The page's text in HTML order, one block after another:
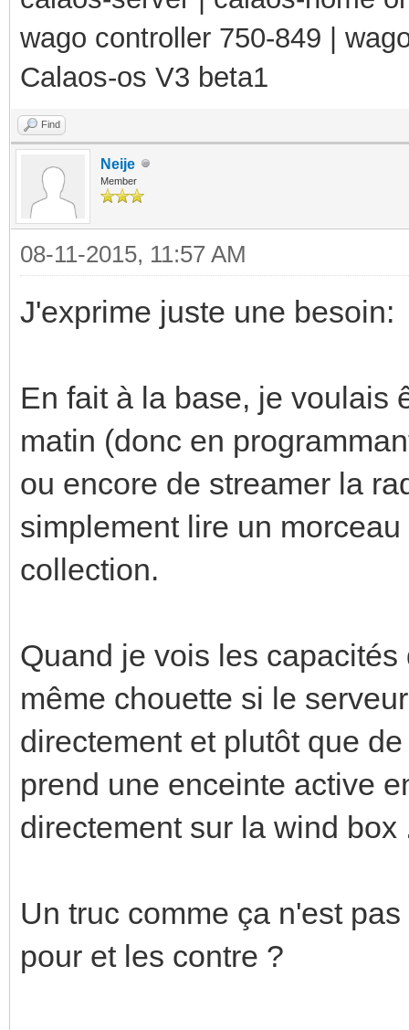
wago controller 750-849 |
Calaos-os V3 beta1
Find
Neije
Member
08-11-2015, 11:57 AM
J'exprime juste une besoin:
En fait à la base, je voulais
matin (donc en
ou encore de streamer la
simplement lire un
collection.
Quand je vois les
même chouette si le
directement et plutôt que
prend une enceinte active
directement sur la wind box
Un truc comme ça n'est
pour et les contre ?